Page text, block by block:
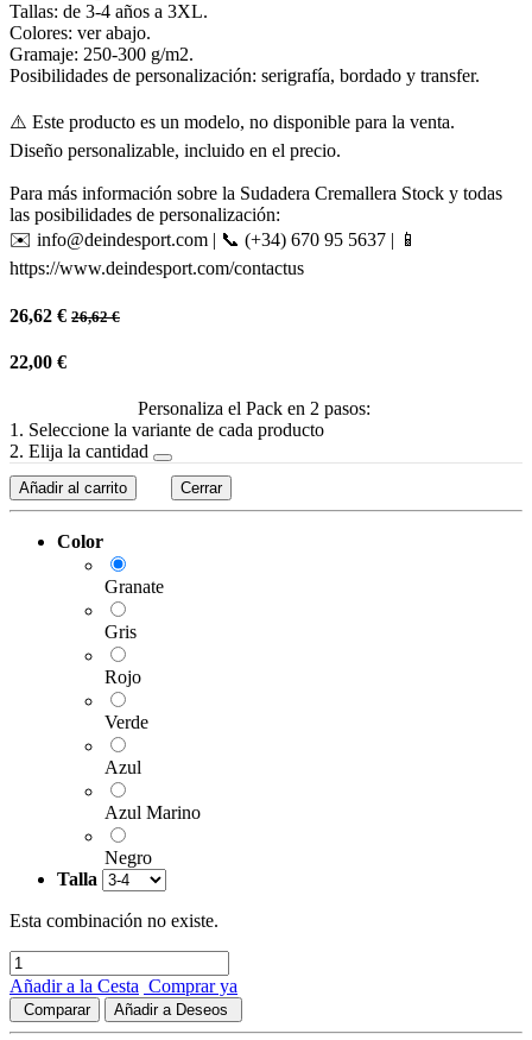
Tallas: de 3-4 años a 3XL.
Colores: ver abajo.
Gramaje: 250-300 g/m2.
Posibilidades de personalización: serigrafía, bordado y transfer.
⚠️ Este producto es un modelo, no disponible para la venta.
Diseño personalizable, incluido en el precio.
Para más información sobre la Sudadera Cremallera Stock y todas
las posibilidades de personalización:
✉️ info@deindesport.com | 📞 (+34) 670 95 5637 | 📱
https://www.deindesport.com/contactus
26,62 € 26,62€
22,00 €
Personaliza el Pack en 2 pasos:
1. Seleccione la variante de cada producto
2. Elija la cantidad
Añadir al carrito Cerrar
Color
Granate
Gris
Rojo
Verde
Azul
Azul Marino
Negro
Talla
Esta combinación no existe.
Añadir a la Cesta Comprar ya
Comparar Añadir a Deseos